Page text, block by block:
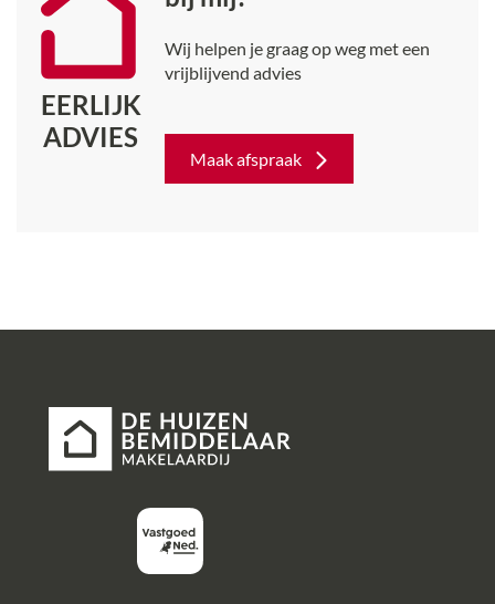
EERLIJK
ADVIES
Wij helpen je graag op weg met een
vrijblijvend advies
Maak afspraak